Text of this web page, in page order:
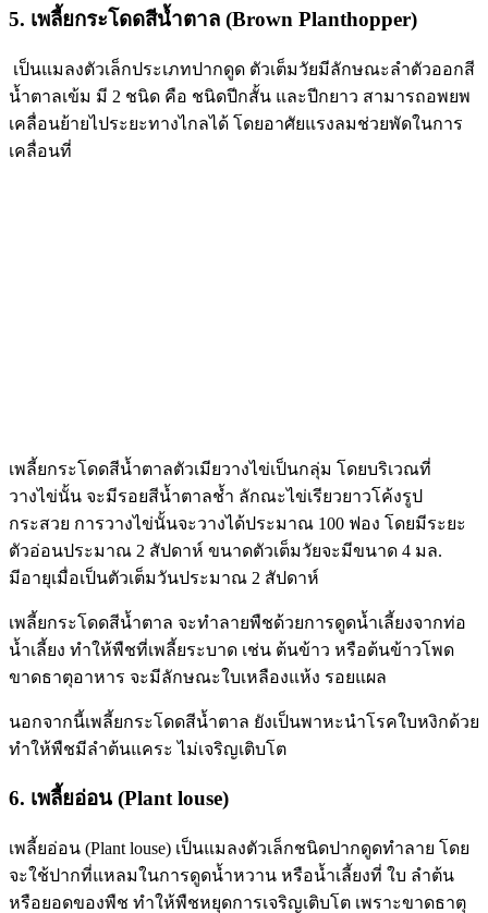
5. เพลี้ยกระโดดสีน้ำตาล (Brown Planthopper)
เป็นแมลงตัวเล็กประเภทปากดูด ตัวเต็มวัยมีลักษณะลำตัวออกสี
น้ำตาลเข้ม มี 2 ชนิด คือ ชนิดปีกสั้น และปีกยาว สามารถอพยพ
เคลื่อนย้ายไประยะทางไกลได้ โดยอาศัยแรงลมช่วยพัดในการ
เคลื่อนที่
เพลี้ยกระโดดสีน้ำตาลตัวเมียวางไข่เป็นกลุ่ม โดยบริเวณที่
วางไข่นั้น จะมีรอยสีน้ำตาลช้ำ ลักณะไข่เรียวยาวโค้งรูป
กระสวย การวางไข่นั้นจะวางได้ประมาณ 100 ฟอง โดยมีระยะ
ตัวอ่อนประมาณ 2 สัปดาห์ ขนาดตัวเต็มวัยจะมีขนาด 4 มล.
มีอายุเมื่อเป็นตัวเต็มวันประมาณ 2 สัปดาห์
เพลี้ยกระโดดสีน้ำตาล จะทำลายพืชด้วยการดูดน้ำเลี้ยงจากท่อ
น้ำเลี้ยง ทำให้พืชที่เพลี้ยระบาด เช่น ต้นข้าว หรือต้นข้าวโพด
ขาดธาตุอาหาร จะมีลักษณะใบเหลืองแห้ง รอยแผล
นอกจากนี้เพลี้ยกระโดดสีน้ำตาล ยังเป็นพาหะนำโรคใบหงิกด้วย
ทำให้พืชมีลำต้นแคระ ไม่เจริญเติบโต
6. เพลี้ยอ่อน (Plant louse)
เพลี้ยอ่อน (Plant louse) เป็นแมลงตัวเล็กชนิดปากดูดทำลาย โดย
จะใช้ปากที่แหลมในการดูดน้ำหวาน หรือน้ำเลี้ยงที่ ใบ ลำต้น
หรือยอดของพืช ทำให้พืชหยุดการเจริญเติบโต เพราะขาดธาตุ